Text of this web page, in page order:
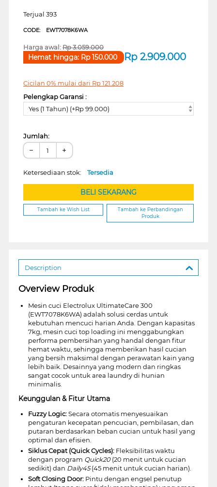
Terjual 393
CODE: EWT7078K6WA
Harga awal:Rp3.059.000
Rp 2.909.000
Hemat hingga: Rp150.000
Cicilan 0% mulai dari Rp121.208
Pelengkap Garansi :
Yes (1 Tahun) (+Rp 99.000)
Jumlah:
− +
Ketersediaan stok: Tersedia
BELI SEKARANG
Tambah ke Wish List
Tambah ke Perbandingan
Produk
Description
Overview Produk
Mesin cuci Electrolux UltimateCare 300
(EWT7078K6WA) adalah solusi cerdas untuk
kebutuhan mencuci harian Anda. Dengan kapasitas
7kg, mesin cuci top loading ini menggabungkan
performa pembersihan yang handal dengan fitur
hemat waktu, sehingga memberikan hasil cucian
yang bersih maksimal dengan perawatan kain yang
lebih baik. Desainnya yang modern dan ringkas
sangat cocok untuk area laundry di hunian
minimalis.
Keunggulan & Fitur Utama
Fuzzy Logic:Secara otomatis menyesuaikan
pengaturan kecepatan pencucian, pembilasan, dan
putaran berdasarkan beban cucian untuk hasil yang
optimal dan efisien.
Siklus Cepat (Quick Cycles):Fleksibilitas waktu
dengan program Quick20(20 menit untuk cucian
sedikit) dan Daily45(45 menit untuk cucian harian).
Soft Closing Door:Pintu dengan engsel penutup